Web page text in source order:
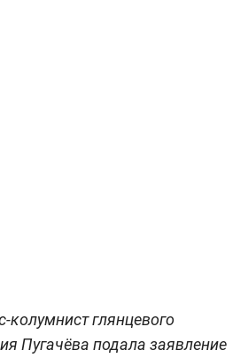
колумнист глянцевого
Пугачёва подала заявление